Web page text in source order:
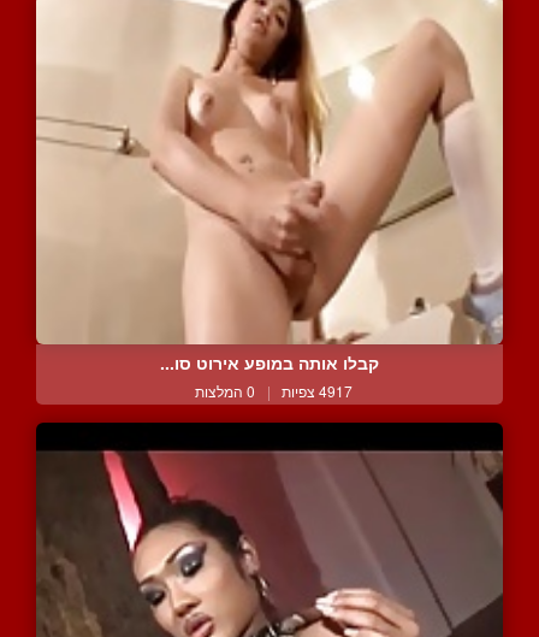
קבלו אותה במופע אירוט סו...
4917 צפיות | 0 המלצות